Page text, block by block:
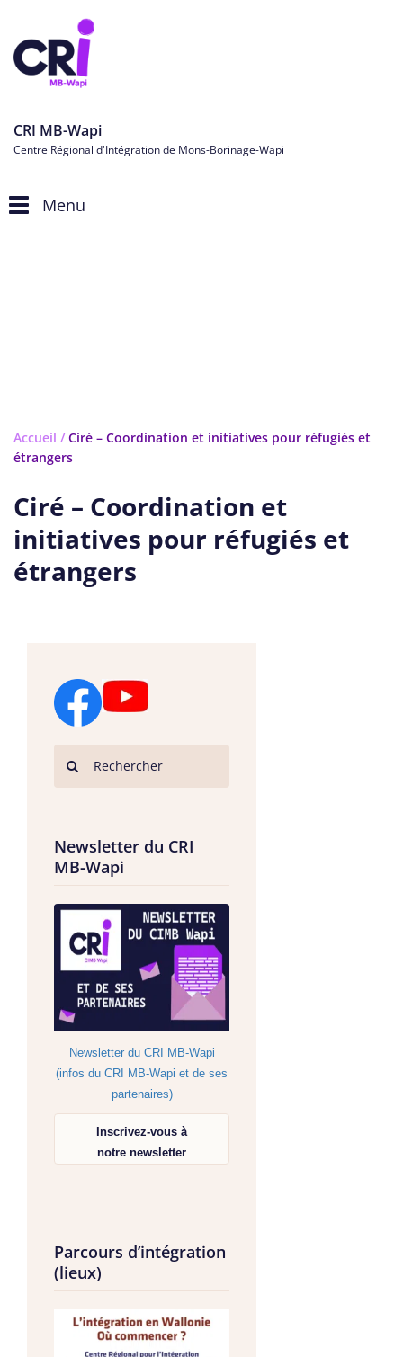
CRI MB-Wapi
Centre Régional d'Intégration de Mons-Borinage-Wapi
ToggleMenu
Accueil / Ciré – Coordination et initiatives pour réfugiés et
étrangers
Ciré – Coordination et
initiatives pour réfugiés et
étrangers
Newsletter du CRI
MB-Wapi
Newsletter du CRI MB-Wapi
(infos du CRI MB-Wapi et de ses
partenaires)
Inscrivez-vous à
notre newsletter
Parcours d’intégration
(lieux)